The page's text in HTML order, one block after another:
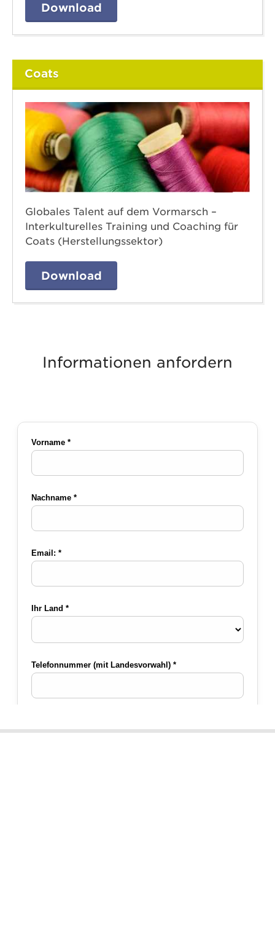
Download
Coats
Globales Talent auf dem Vormarsch –
Interkulturelles Training und Coaching für
Coats (Herstellungssektor)
Download
Informationen anfordern